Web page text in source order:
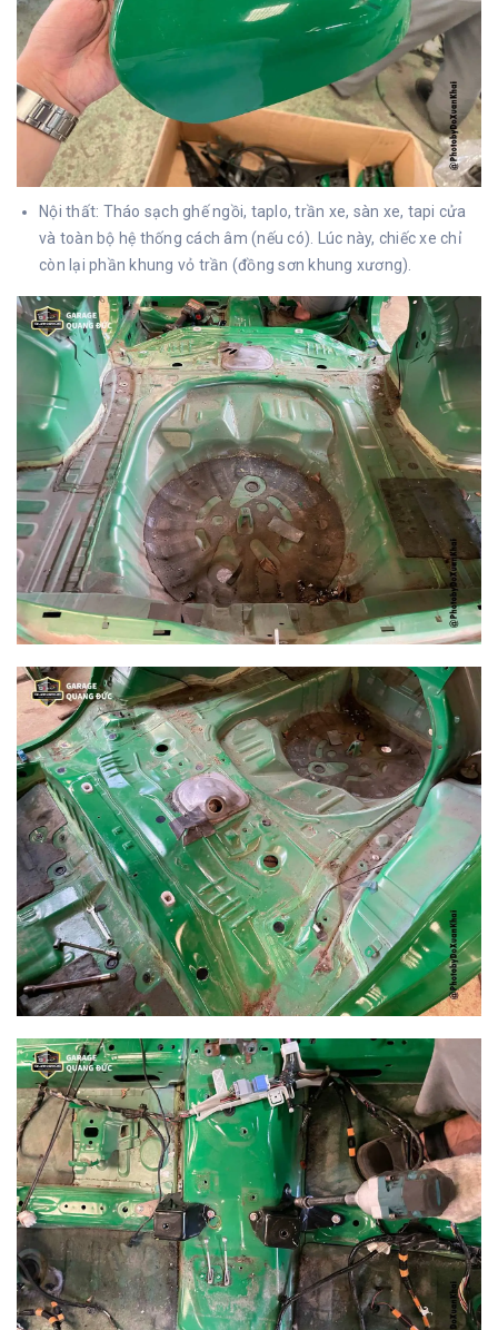
Nội thất: Tháo sạch ghế ngồi, taplo, trần xe, sàn xe, tapi cửa
và toàn bộ hệ thống cách âm (nếu có). Lúc này, chiếc xe chỉ
còn lại phần khung vỏ trần (đồng sơn khung xương).